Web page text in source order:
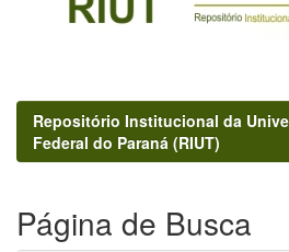
Repositório Institucional da
Federal do Paraná (RIUT)
Página de Busca